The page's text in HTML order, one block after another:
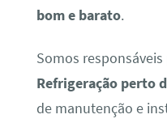
bom e barato.
Somos
Refrigeração perto
de manutenção e